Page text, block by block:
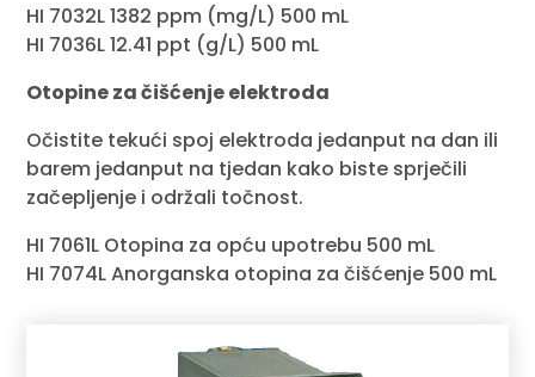
HI 7032L 1382 ppm (mg/L) 500 mL
HI 7036L 12.41 ppt (g/L) 500 mL
Otopine za čišćenje elektroda
Očistite tekući spoj elektroda jedanput na dan ili
barem jedanput na tjedan kako biste sprječili
začepljenje i održali točnost.
HI 7061L Otopina za opću upotrebu 500 mL
HI 7074L Anorganska otopina za čišćenje 500 mL